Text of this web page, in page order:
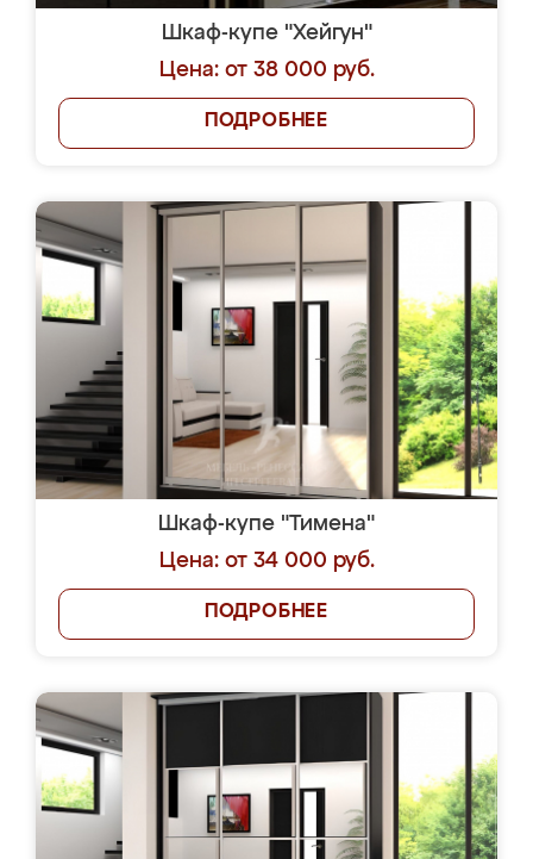
Шкаф-купе "Хейгун"
Цена: от 38 000 руб.
ПОДРОБНЕЕ
Шкаф-купе "Тимена"
Цена: от 34 000 руб.
ПОДРОБНЕЕ